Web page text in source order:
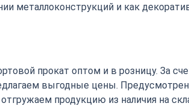
металлоконструкций и как
прокат оптом и в розницу. За
выгодные цены.
продукцию из наличия на